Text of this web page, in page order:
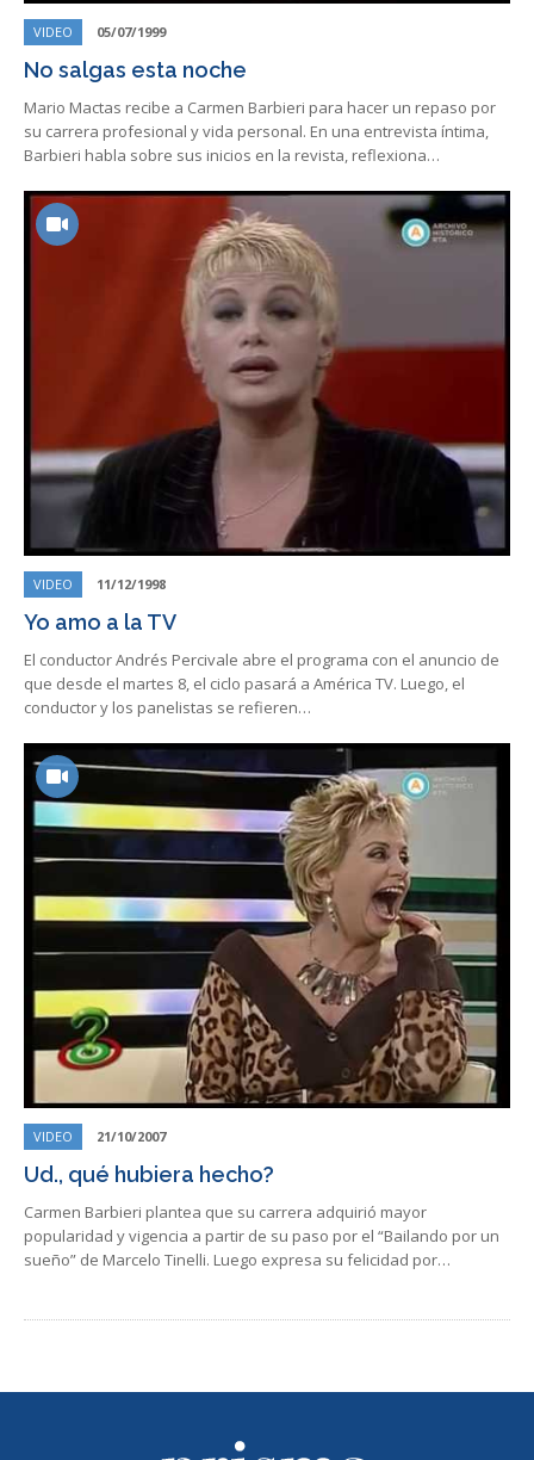
VIDEO 05/07/1999
No salgas esta noche
Mario Mactas recibe a Carmen Barbieri para hacer un repaso por
su carrera profesional y vida personal. En una entrevista íntima,
Barbieri habla sobre sus inicios en la revista, reflexiona…
VIDEO 11/12/1998
Yo amo a la TV
El conductor Andrés Percivale abre el programa con el anuncio de
que desde el martes 8, el ciclo pasará a América TV. Luego, el
conductor y los panelistas se refieren…
VIDEO 21/10/2007
Ud., qué hubiera hecho?
Carmen Barbieri plantea que su carrera adquirió mayor
popularidad y vigencia a partir de su paso por el “Bailando por un
sueño” de Marcelo Tinelli. Luego expresa su felicidad por…